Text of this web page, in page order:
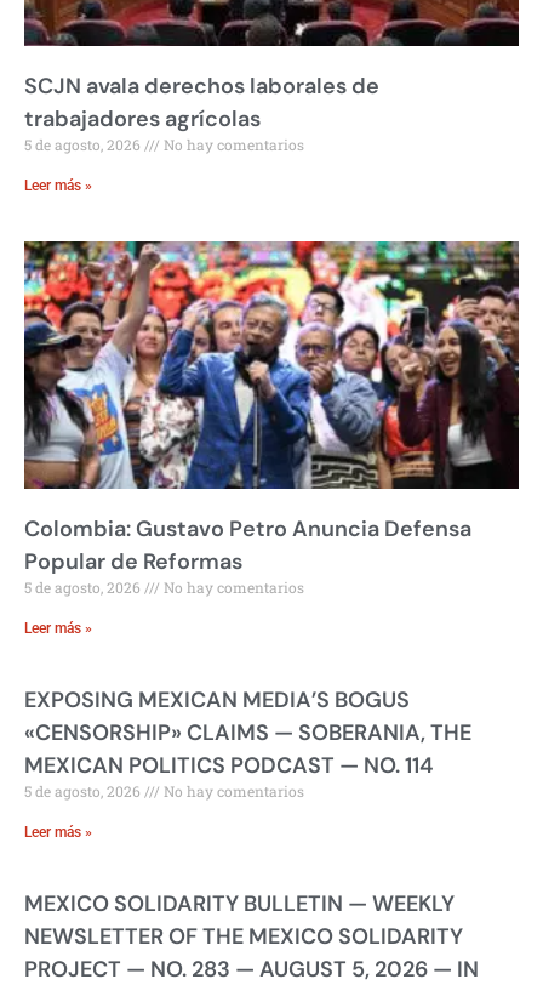
SCJN avala derechos laborales de
trabajadores agrícolas
5 de agosto, 2026 No hay comentarios
Leer más »
Colombia: Gustavo Petro Anuncia Defensa
Popular de Reformas
5 de agosto, 2026 No hay comentarios
Leer más »
EXPOSING MEXICAN MEDIA’S BOGUS
«CENSORSHIP» CLAIMS — SOBERANIA, THE
MEXICAN POLITICS PODCAST — NO. 114
5 de agosto, 2026 No hay comentarios
Leer más »
MEXICO SOLIDARITY BULLETIN — WEEKLY
NEWSLETTER OF THE MEXICO SOLIDARITY
PROJECT — NO. 283 — AUGUST 5, 2026 — IN